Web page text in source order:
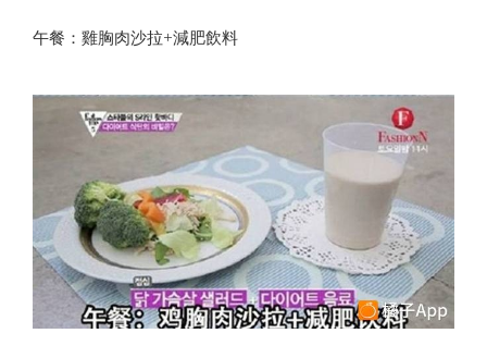
午餐：雞胸肉沙拉+減肥飲料